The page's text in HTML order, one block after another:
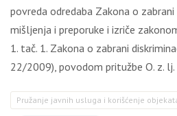
povreda odredaba Zakona o zabrani
mišljenja i preporuke i izriče
1. tač. 1. Zakona o zabrani
22/2009), povodom pritužbe O. z.
Pružanje javnih usluga i korišćenje